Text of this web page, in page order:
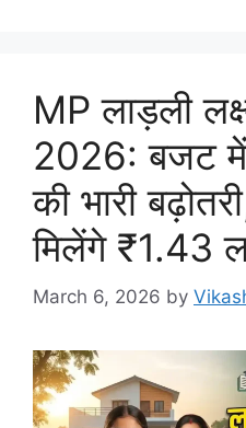
MP लाड़ली
2026: बजट
की भारी
मिलेंगे ₹1.43
March 6, 2026 by